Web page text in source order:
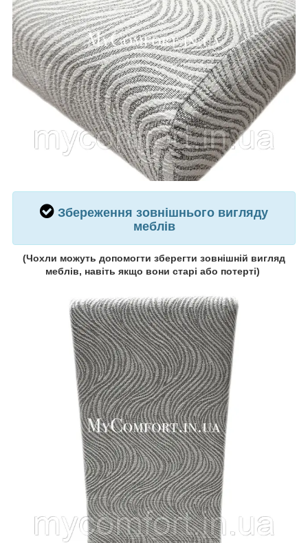
Збереження зовнішнього вигляду
меблів
(Чохли можуть допомогти зберегти зовнішній вигляд
меблів, навіть якщо вони старі або потерті)